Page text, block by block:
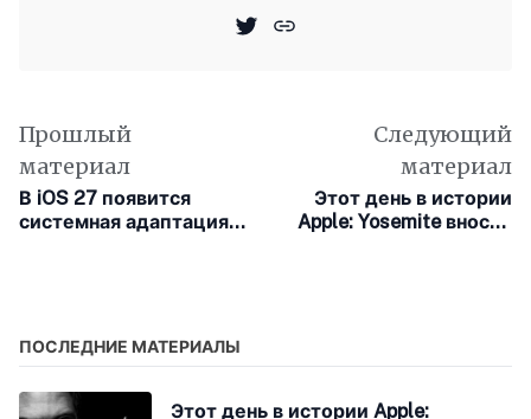
Прошлый
материал
В iOS 27 появится
системная адаптация
Следующий
материал
Этот день в истории
Apple: Yosemite вносит
ПОСЛЕДНИЕ МАТЕРИАЛЫ
Этот день в истории Apple: